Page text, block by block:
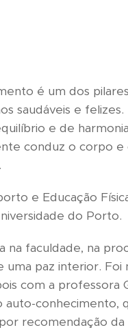
é um dos
saudáveis e
e de
conduz o corpo
e Educação
do Porto.
na faculdade, na
uma paz interior.
com a professora
auto-
recomendação